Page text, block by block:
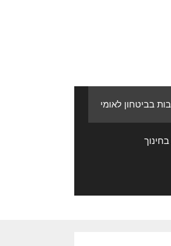
בביטחון לאומי